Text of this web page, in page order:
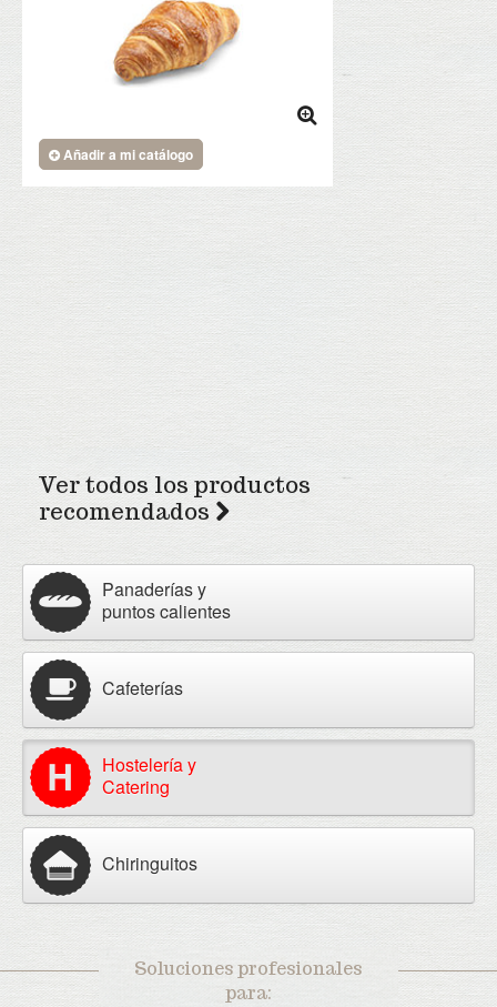
Añadir a mi catálogo
Ver todos los productos
recomendados
Panaderías y
puntos calientes
Cafeterías
Hostelería y
Catering
Chiringuitos
Soluciones profesionales
para: